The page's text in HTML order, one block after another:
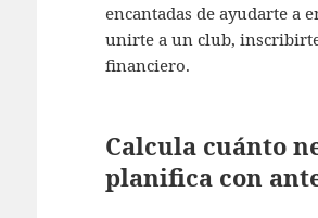
encantadas de ayudarte a
unirte a un club,
financiero.
Calcula cuánto
planifica con